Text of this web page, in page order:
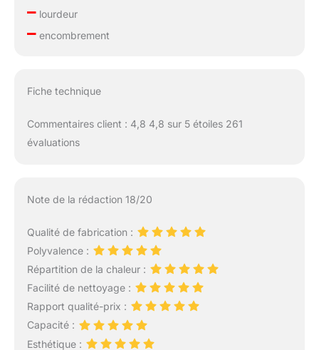
–lourdeur
–encombrement
Fiche technique
Commentaires client : 4,8 4,8 sur 5 étoiles 261
évaluations
Note de la rédaction 18/20
Qualité de fabrication :
Polyvalence :
Répartition de la chaleur :
Facilité de nettoyage :
Rapport qualité-prix :
Capacité :
Esthétique :